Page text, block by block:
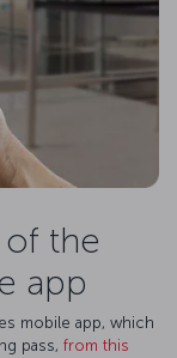
the
app
mobile app, which
pass, from this